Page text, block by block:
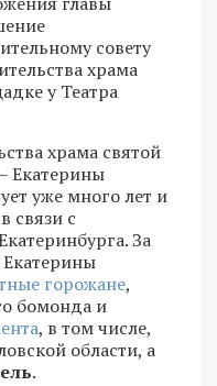
совету
храма
у Театра
храма святой
Екатерины
уже много лет и
связи с
За
Екатерины
горожане,
бомонда и
, в том числе,
области, а
.